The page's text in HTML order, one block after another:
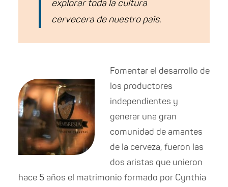
explorar toda la cultura
cervecera de nuestro país.
Fomentar el desarrollo de
los productores
independientes y
generar una gran
comunidad de amantes
de la cerveza, fueron las
dos aristas que unieron
hace 5 años el matrimonio formado por Cynthia